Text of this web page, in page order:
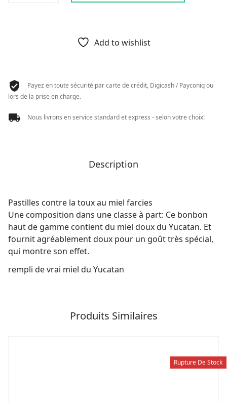
Add to wishlist
Payez en toute sécurité par carte de crédit, Digicash / Payconiq ou
lors de la prise en charge.
Nous livrons en service standard et express - selon votre choix!
Description
Pastilles contre la toux au miel farcies
Une composition dans une classe à part: Ce bonbon
haut de gamme contient du miel doux du Yucatan. Et
fournit agréablement doux pour un goût très spécial,
qui montre son effet.
rempli de vrai miel du Yucatan
Produits Similaires
Rupture De Stock